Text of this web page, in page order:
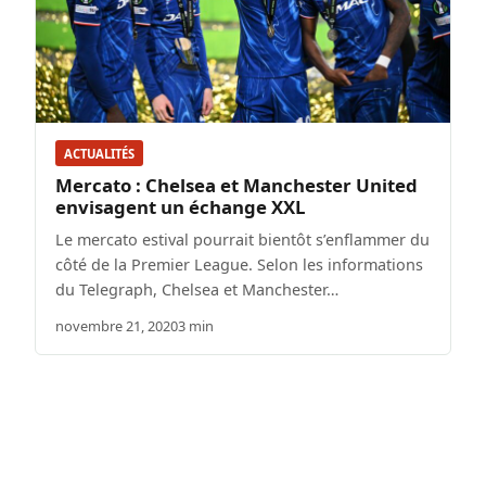
ACTUALITÉS
Mercato : Chelsea et Manchester United
envisagent un échange XXL
Le mercato estival pourrait bientôt s’enflammer du
côté de la Premier League. Selon les informations
du Telegraph, Chelsea et Manchester…
novembre 21, 20203 min